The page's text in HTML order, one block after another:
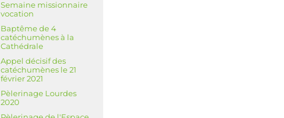
Semaine missionnaire
vocation
Baptême de 4
catéchumènes à la
Cathédrale
Appel décisif des
catéchumènes le 21
février 2021
Pèlerinage Lourdes
2020